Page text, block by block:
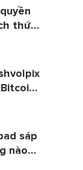
thức
sáp
nào?